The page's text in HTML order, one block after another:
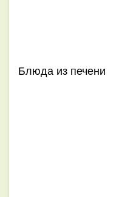
Блюда из печени